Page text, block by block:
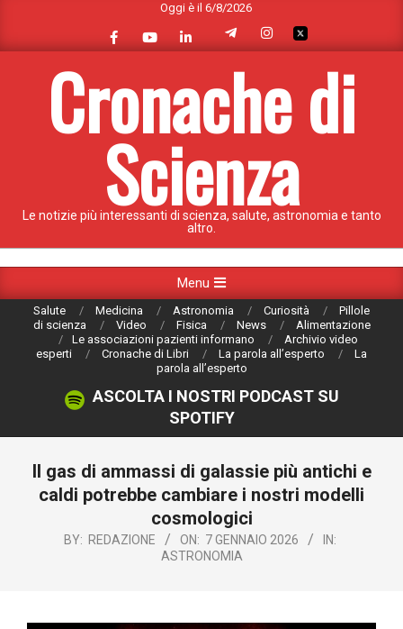
content
Oggi è il 6/8/2026
Cronache di
Scienza
Le notizie più interessanti di scienza, salute, astronomia e tanto
altro.
Navigation
Menu
Salute Medicina Astronomia Curiosità
Pillole
di scienza
Video Fisica News
Alimentazione
Le associazioni pazienti informano
Archivio video
esperti
Cronache di Libri La parola all’esperto
La
parola all’esperto
ASCOLTA I NOSTRI PODCAST SU
SPOTIFY
Il gas di ammassi di galassie più antichi e
caldi potrebbe cambiare i nostri modelli
cosmologici
BY: REDAZIONE ON: 7 GENNAIO 2026
IN:
ASTRONOMIA